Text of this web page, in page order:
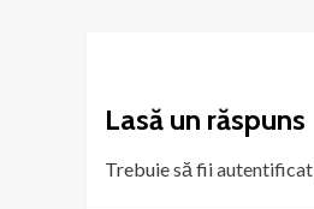
Lasă un răspuns
Trebuie să fiiautentificat